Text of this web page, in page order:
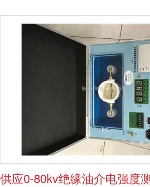
供应0-80kv绝缘油介电强度